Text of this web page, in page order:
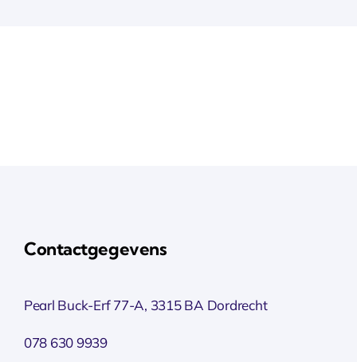
Contactgegevens
Pearl Buck-Erf 77-A, 3315 BA Dordrecht
078 630 9939